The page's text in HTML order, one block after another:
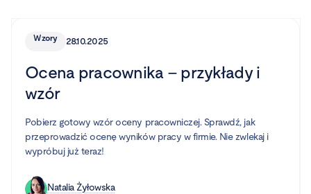
Wzory 28.10.2025
Ocena pracownika – przykłady i
wzór
Pobierz gotowy wzór oceny pracowniczej. Sprawdź, jak
przeprowadzić ocenę wyników pracy w firmie. Nie zwlekaj i
wypróbuj już teraz!
Natalia Żyłowska